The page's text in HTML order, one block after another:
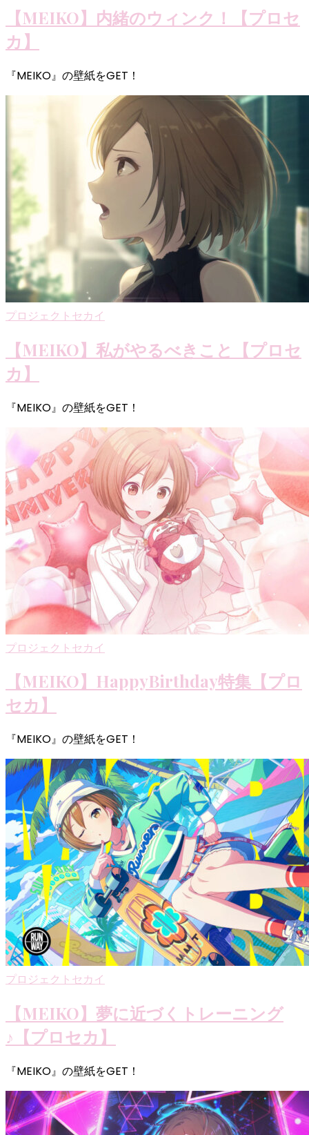
【MEIKO】内緒のウィンク！【プロセ
カ】
『MEIKO』の壁紙をGET！
プロジェクトセカイ
【MEIKO】私がやるべきこと【プロセ
カ】
『MEIKO』の壁紙をGET！
プロジェクトセカイ
【MEIKO】HappyBirthday特集【プロ
セカ】
『MEIKO』の壁紙をGET！
プロジェクトセカイ
【MEIKO】夢に近づくトレーニング
♪【プロセカ】
『MEIKO』の壁紙をGET！